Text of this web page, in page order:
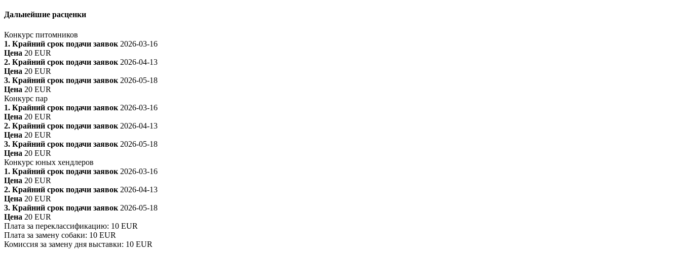
Дальнейшие расценки
Конкурс питомников
1. Крайний срок подачи заявок 2026-03-16
Цена 20 EUR
2. Крайний срок подачи заявок 2026-04-13
Цена 20 EUR
3. Крайний срок подачи заявок 2026-05-18
Цена 20 EUR
Конкурс пар
1. Крайний срок подачи заявок 2026-03-16
Цена 20 EUR
2. Крайний срок подачи заявок 2026-04-13
Цена 20 EUR
3. Крайний срок подачи заявок 2026-05-18
Цена 20 EUR
Конкурс юных хендлеров
1. Крайний срок подачи заявок 2026-03-16
Цена 20 EUR
2. Крайний срок подачи заявок 2026-04-13
Цена 20 EUR
3. Крайний срок подачи заявок 2026-05-18
Цена 20 EUR
Плата за переклассификацию: 10 EUR
Плата за замену собаки: 10 EUR
Комиссия за замену дня выставки: 10 EUR